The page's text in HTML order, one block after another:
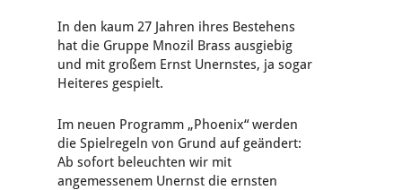
In den kaum 27 Jahren ihres Bestehens
hat die Gruppe Mnozil Brass ausgiebig
und mit großem Ernst Unernstes, ja sogar
Heiteres gespielt.
Im neuen Programm „Phoenix“ werden
die Spielregeln von Grund auf geändert:
Ab sofort beleuchten wir mit
angemessenem Unernst die ernsten